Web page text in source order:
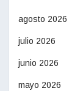
agosto 2026
julio 2026
junio 2026
mayo 2026